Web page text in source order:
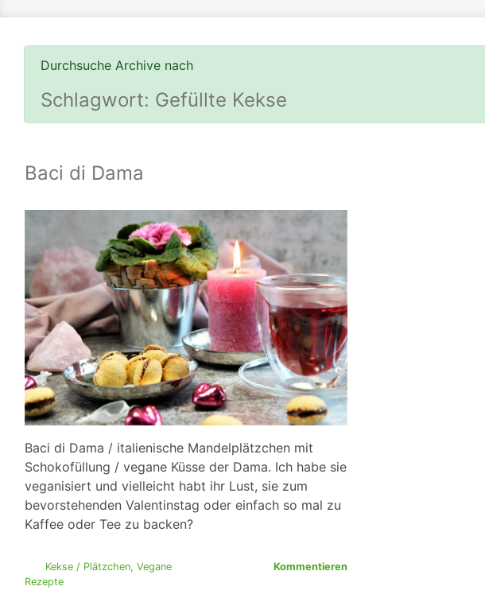
Durchsuche Archive nach
Schlagwort: Gefüllte Kekse
Baci di Dama
Baci di Dama / italienische Mandelplätzchen mit
Schokofüllung / vegane Küsse der Dama. Ich habe sie
veganisiert und vielleicht habt ihr Lust, sie zum
bevorstehenden Valentinstag oder einfach so mal zu
Kaffee oder Tee zu backen?
Kekse / Plätzchen, Vegane
Rezepte
Kommentieren